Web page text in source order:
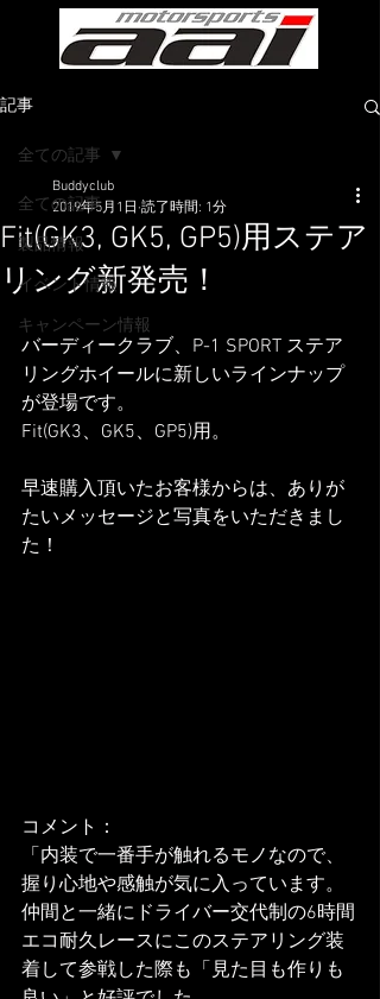
記事
全ての記事
製品情報
イベント情報
キャンペーン情報
全ての記事
Fit(GK3, GK5, GP5)用ステア
リング新発売！
Buddyclub
2019年5月1日 読了時間: 1分
バーディークラブ、P-1 SPORT ステア
リングホイールに新しいラインナップ
が登場です。
Fit(GK3、GK5、GP5)用。
早速購入頂いたお客様からは、ありが
たいメッセージと写真をいただきまし
た！
コメント：
「内装で一番手が触れるモノなので、
握り心地や感触が気に入っています。
仲間と一緒にドライバー交代制の6時間
エコ耐久レースにこのステアリング装
着して参戦した際も「見た目も作りも